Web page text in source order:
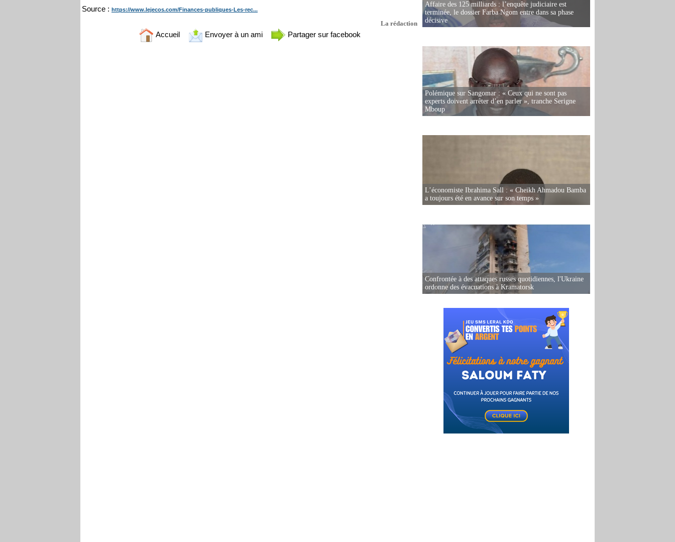
Source : https://www.lejecos.com/Finances-publiques-Les-rec...
La rédaction
Accueil Envoyer à un ami Partager sur facebook
Affaire des 125 milliards : l’enquête judiciaire est
terminée, le dossier Farba Ngom entre dans sa phase
décisive
Polémique sur Sangomar : « Ceux qui ne sont pas
experts doivent arrêter d’en parler », tranche Serigne
Mboup
L’économiste Ibrahima Sall : « Cheikh Ahmadou Bamba
a toujours été en avance sur son temps »
Confrontée à des attaques russes quotidiennes, l'Ukraine
ordonne des évacuations à Kramatorsk